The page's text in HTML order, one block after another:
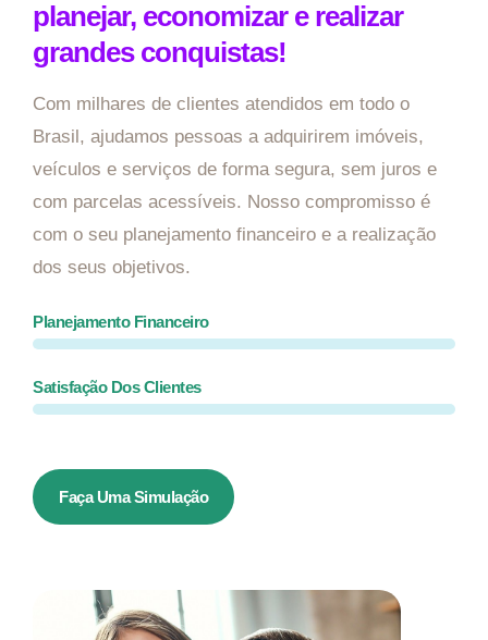
planejar, economizar e realizar
grandes conquistas!
Com milhares de clientes atendidos em todo o
Brasil, ajudamos pessoas a adquirirem imóveis,
veículos e serviços de forma segura, sem juros e
com parcelas acessíveis. Nosso compromisso é
com o seu planejamento financeiro e a realização
dos seus objetivos.
Planejamento Financeiro
Satisfação Dos Clientes
Faça Uma Simulação